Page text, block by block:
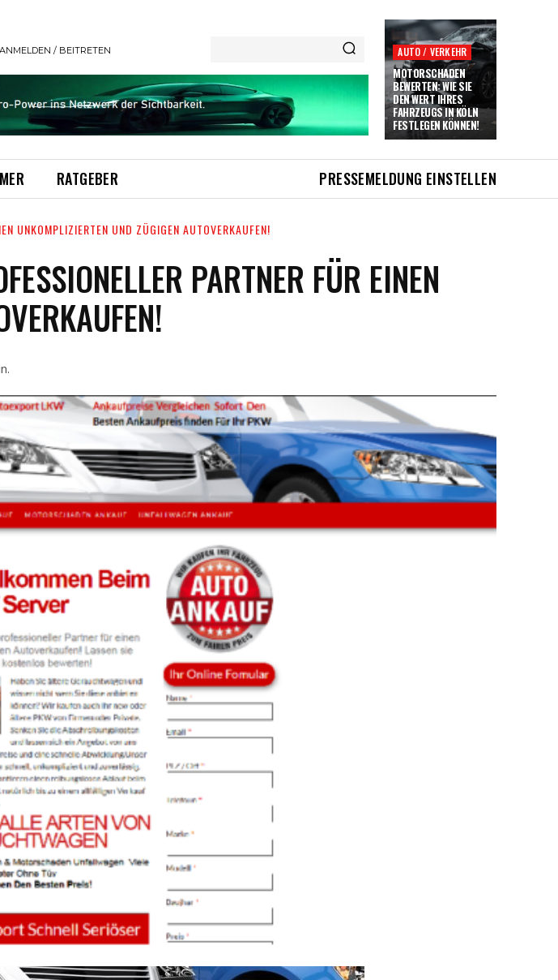
ANMELDEN / BEITRETEN AUTO / VERKEHR
MOTORSCHADEN
BEWERTEN: WIE SIE
DEN WERT IHRES
FAHRZEUGS IN KÖLN
FESTLEGEN KÖNNEN!
RATGEBER PRESSEMELDUNG EINSTELLEN
UNKOMPLIZIERTEN UND ZÜGIGEN AUTOVERKAUFEN!
PARTNER FÜR EINEN